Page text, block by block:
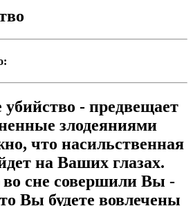
убийство - предвещает
злодеяниями
что насильственная
на Ваших глазах.
во сне совершили Вы -
Вы будете вовлечены